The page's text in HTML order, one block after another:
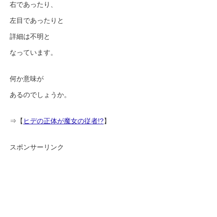
右であったり、
左目であったりと
詳細は不明と
なっています。
何か意味が
あるのでしょうか。
⇒【 ヒデの正体が魔女の従者!?】
スポンサーリンク